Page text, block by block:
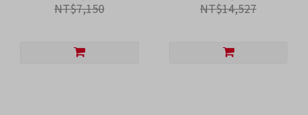
NT$7,150
NT$14,527